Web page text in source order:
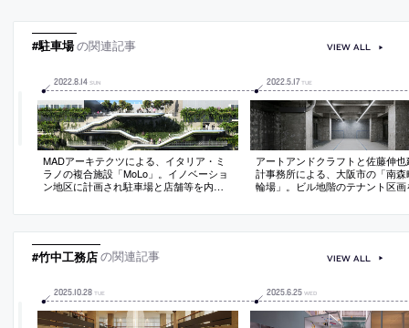
#駐車場の関連記事
2022.8.14 SUN
MADアーキテクツによる、イタリア・ミ
ラノの複合施設「MoLo」。イノベーショ
ン地区に計画され駐車場と店舗等を内
験する為の入口となり教育の役割も担う
とも呼応
2022.5.17 TUE
アートアンドクラフトと佐藤伸也
計事務所による、大阪市の「南森
輪場」。ビル地階のテナント区画
ら発展し整備スペースや更衣室等
存空間を活かす最小限のサインで
VIEW ALL
#竹中工務店の関連記事
2025.10.28 TUE 2025.6.25 WED
VIEW ALL